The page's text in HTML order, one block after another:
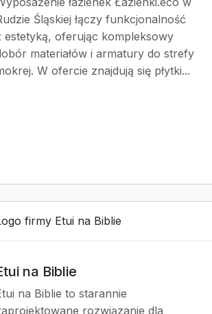
Śląskiej łączy funkcjonalność
estetyką, oferując kompleksowy
materiałów i armatury do strefy
W ofercie znajdują się płytki...
na Biblie
na Biblie to starannie
rozwiązanie dla